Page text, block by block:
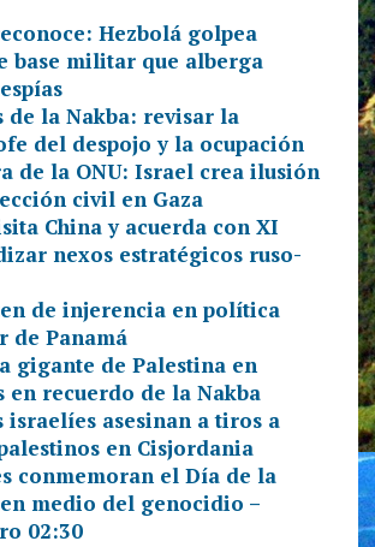
Hezbolá golpea
base militar que alberga
de la Nakba: revisar la
del despojo y la ocupación
de la ONU: Israel crea ilusión
civil en Gaza
China y acuerda con XI
nexos estratégicos ruso-
de injerencia en política
de Panamá
gigante de Palestina en
en recuerdo de la Nakba
israelíes asesinan a tiros a
en Cisjordania
conmemoran el Día de la
medio del genocidio –
02:30